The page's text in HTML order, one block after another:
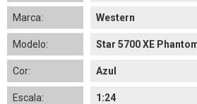
Marca: Western
Modelo: Star 5700 XE
Cor: Azul
Escala: 1:24